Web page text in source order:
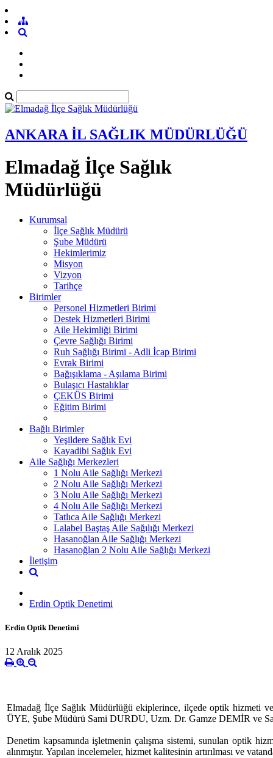
ANKARA İL SAĞLIK MÜDÜRLÜĞÜ
Elmadağ İlçe Sağlık
Müdürlüğü
Kurumsal
İlçe Sağlık Müdürü
Şube Müdürü
Hekimlerimiz
Misyon
Vizyon
Tarihçe
Birimler
Personel Hizmetleri Birimi
Destek Hizmetleri Birimi
Aile Hekimliği Birimi
Çevre Sağlığı Birimi
Ruh Sağlığı Birimi - Adli İcap Birimi
Evrak Birimi
Bağışıklama - Aşılama Birimi
Bulaşıcı Hastalıklar
ÇEKÜS Birimi
Eğitim Birimi
Bağlı Birimler
Yeşildere Sağlık Evi
Kayadibi Sağlık Evi
Aile Sağlığı Merkezleri
1 Nolu Aile Sağlığı Merkezi
2 Nolu Aile Sağlığı Merkezi
3 Nolu Aile Sağlığı Merkezi
4 Nolu Aile Sağlığı Merkezi
Tatlıca Aile Sağlığı Merkezi
Lalabel Baştaş Aile Sağılığı Merkezi
Hasanoğlan Aile Sağlığı Merkezi
Hasanoğlan 2 Nolu Aile Sağlığı Merkezi
İletişim
Erdin Optik Denetimi
Erdin Optik Denetimi
12 Aralık 2025
Elmadağ İlçe Sağlık Müdürlüğü ekiplerince, ilçede optik hizmeti
ÜYE, Şube Müdürü Sami DURDU, Uzm. Dr. Gamze DEMİR ve
Denetim kapsamında işletmenin çalışma sistemi, sunulan optik
alınmıştır. Yapılan incelemeler, hizmet kalitesinin artırılması ve